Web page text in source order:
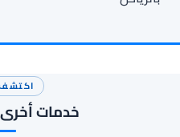
اكتشف
خدمات